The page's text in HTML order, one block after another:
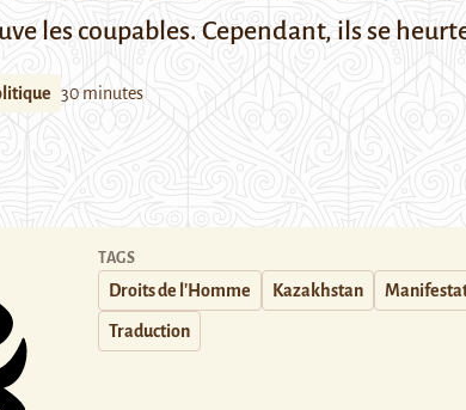
les coupables. Cependant, ils se
30 minutes
TAGS
Droits de l'Homme Kazakhstan
Traduction